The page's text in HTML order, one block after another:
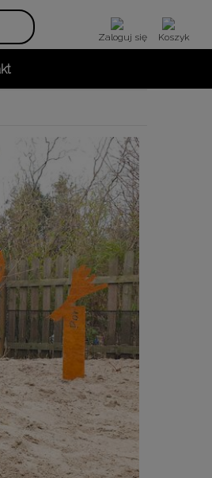
Zaloguj się Koszyk